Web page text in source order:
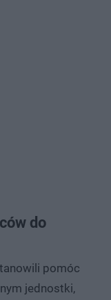
do
pomóc
jednostki,